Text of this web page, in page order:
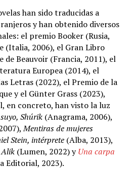
han sido traducidas a
y han obtenido diversos
el premio Booker (Rusia,
(Italia, 2006), el Gran Libro
de Beauvoir (Francia, 2011), el
Europea (2014), el
Letras (2022), el Premio de la
y el Günter Grass (2023),
en concreto, han visto la luz
Shúrik (Anagrama, 2006),
Mentiras de mujeres
Stein, intérprete (Alba, 2013),
Alik (Lumen, 2022) yUna carpa
Editorial, 2023).